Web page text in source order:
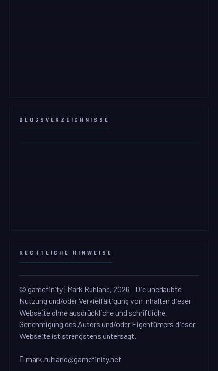
BLOGSVERZEICHNISSE
RECHTLICHE HINWEISE
© gamefinity | Mark Ruhland, 2026 - Die unerlaubte
Nutzung und/oder Vervielfältigung von Inhalten dieser
Webseite ohne ausdrückliche und schriftliche
Genehmigung des Autors und/oder Eigentümers dieser
Webseite ist strengstens untersagt.
mark.ruhland@gamefinity.net